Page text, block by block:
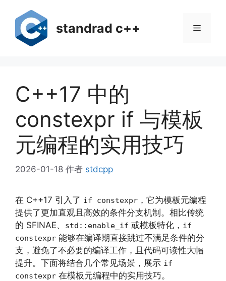
standrad c++ 菜
C++17 中的
constexpr if 与模板
元编程的实用技巧
2026-01-18 作者 stdcpp
在 C++17 引入了 if constexpr ，它为模板元编程
提供了更加直观且高效的条件分支机制。相比传统
的 SFINAE、
std::enable_if 或模板特化， if
constexpr 能够在编译期直接跳过不满足条件的分
支，避免了不必要的编译工作，且代码可读性大幅
提升。下面将结合几个常见场景，展示 if
constexpr 在模板元编程中的实用技巧。